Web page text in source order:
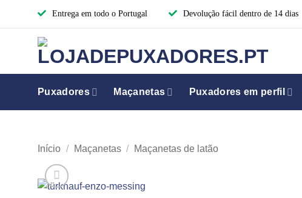
Entrega em todo o Portugal Devolução fácil dentro de 14 dias
Puxadores Maçanetas Puxadores em perfil
Início / Maçanetas / Maçanetas de latão